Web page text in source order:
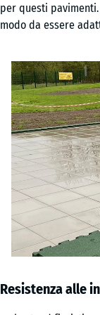
per questi
modo da essere
Resistenza alle